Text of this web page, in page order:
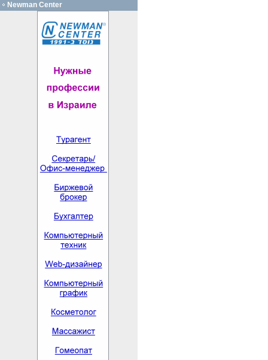
Newman Center